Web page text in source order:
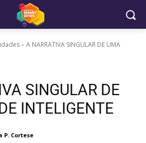
A NARRATIVA SINGULAR DE UMA
SINGULAR DE
INTELIGENTE
Cortese